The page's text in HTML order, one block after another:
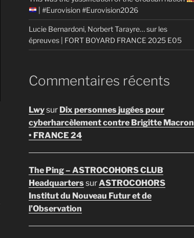
| #Eurovision #Eurovision2026
Lucie Bernardoni, Norbert Tarayre… sur les
épreuves | FORT BOYARD FRANCE 2025 E05
Commentaires récents
Lwysur Dix personnes jugées pour
cyberharcèlement contre Brigitte Macron
• FRANCE 24
The Ping – ASTROCOHORS CLUB
HeadquarterssurASTROCOHORS
Institut du Nouveau Futur et de
l’Observation